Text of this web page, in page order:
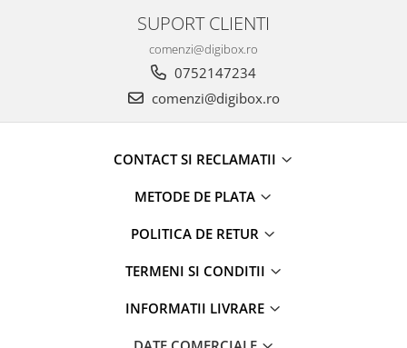
SUPORT CLIENTI
comenzi@digibox.ro
0752147234
comenzi@digibox.ro
CONTACT SI RECLAMATII
METODE DE PLATA
POLITICA DE RETUR
TERMENI SI CONDITII
INFORMATII LIVRARE